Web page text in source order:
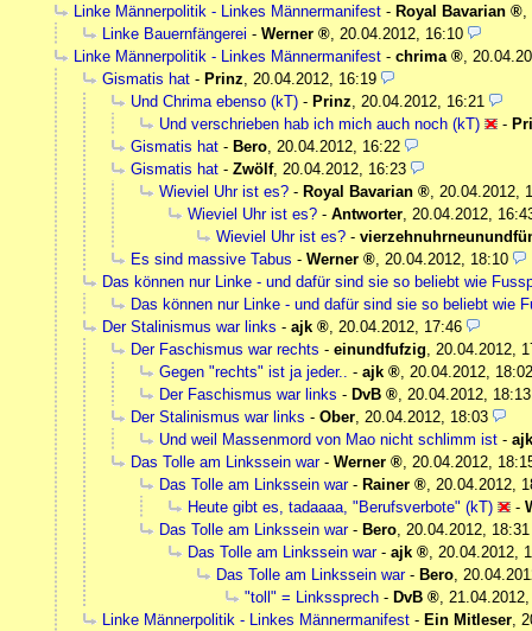
Linke Männerpolitik - Linkes Männermanifest - Royal Bavarian
,
Linke Bauernfängerei - Werner , 20.04.2012, 16:10
Linke Männerpolitik - Linkes Männermanifest - chrima ,
Gismatis hat - Prinz, 20.04.2012, 16:19
Und Chrima ebenso (kT) - Prinz, 20.04.2012, 16:21
Und verschrieben hab ich mich auch noch (kT)
-
Gismatis hat - Bero, 20.04.2012, 16:22
Gismatis hat - Zwölf, 20.04.2012, 16:23
Wieviel Uhr ist es? - Royal Bavarian , 20.04.2012,
Wieviel Uhr ist es? - Antworter, 20.04.2012,
Wieviel Uhr ist es? -
Es sind massive Tabus - Werner , 20.04.2012, 18:10
Das können nur Linke - und dafür sind sie so beliebt wie
Das können nur Linke - und dafür sind sie so beliebt wie
Der Stalinismus war links - ajk , 20.04.2012, 17:46
Der Faschismus war rechts - einundfufzig, 20.04.2012,
Gegen "rechts" ist ja jeder.. - ajk , 20.04.2012, 18:02
Der Faschismus war links - DvB , 20.04.2012, 18:13
Der Stalinismus war links - Ober, 20.04.2012, 18:03
Und weil Massenmord von Mao nicht schlimm ist - ajk
Das Tolle am Linkssein war- Werner , 20.04.2012,
Das Tolle am Linkssein war- Rainer , 20.04.2012,
Heute gibt es, tadaaaa, "Berufsverbote" (kT)
-
Das Tolle am Linkssein war- Bero, 20.04.2012, 18:31
Das Tolle am Linkssein war- ajk , 20.04.2012,
Das Tolle am Linkssein war- Bero,
"toll" = Linkssprech - DvB ,
Linke Männerpolitik - Linkes Männermanifest - Ein Mitleser,